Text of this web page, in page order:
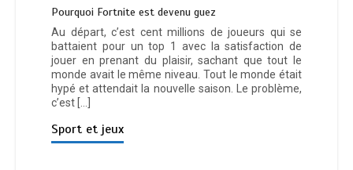
Pourquoi Fortnite est devenu guez
Au départ, c’est cent millions de joueurs qui se
battaient pour un top 1 avec la satisfaction de
jouer en prenant du plaisir, sachant que tout le
monde avait le même niveau. Tout le monde était
hypé et attendait la nouvelle saison. Le problème,
c’est […]
Sport et jeux